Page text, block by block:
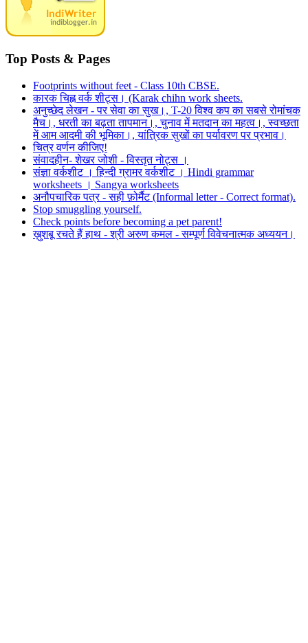
Top Posts & Pages
Footprints without feet - Class 10th CBSE.
कारक चिह्न वर्क शीट्स। (Karak chihn work sheets.
अनुच्छेद लेखन - पर सेवा का सुख।, T-20 विश्व कप का सबसे रोमांचक
मैच।, धरती का बढ़ता तापमान।, चुनाव में मतदान का महत्व।, स्वच्छता
में आम आदमी की भूमिका।, यांत्रिक सुखों का पर्यावरण पर प्रभाव।
चित्र वर्णन कीजिए!
संवादहीन- शेखर जोशी - विस्तृत नोट्स ।
संज्ञा वर्कशीट । हिन्दी ग्रामर वर्कशीट । Hindi grammar
worksheets । Sangya worksheets
अनौपचारिक पत्र - सही फ़ोर्मैट (Informal letter - Correct format).
Stop smuggling yourself.
Check points before becoming a pet parent!
ख़ुशबू रचते हैं हाथ - श्री अरुण कमल - सम्पूर्ण विवेचनात्मक अध्ययन।